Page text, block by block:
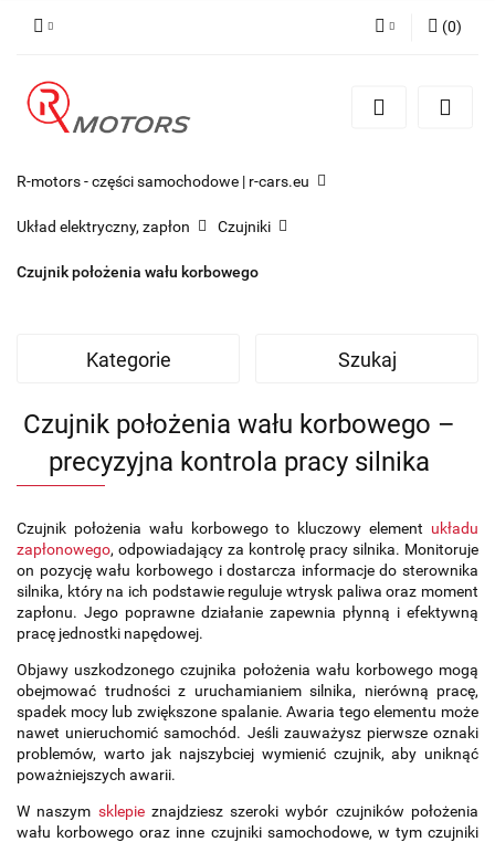
Zarejestruj się
(0)
R-motors - części samochodowe | r-cars.eu
Układ elektryczny, zapłon Czujniki
Czujnik położenia wału korbowego
Kategorie Szukaj
Czujnik położenia wału korbowego –
precyzyjna kontrola pracy silnika
Czujnik położenia wału korbowego to kluczowy element układu
zapłonowego, odpowiadający za kontrolę pracy silnika. Monitoruje
on pozycję wału korbowego i dostarcza informacje do sterownika
silnika, który na ich podstawie reguluje wtrysk paliwa oraz moment
zapłonu. Jego poprawne działanie zapewnia płynną i efektywną
pracę jednostki napędowej.
Objawy uszkodzonego czujnika położenia wału korbowego mogą
obejmować trudności z uruchamianiem silnika, nierówną pracę,
spadek mocy lub zwiększone spalanie. Awaria tego elementu może
nawet unieruchomić samochód. Jeśli zauważysz pierwsze oznaki
problemów, warto jak najszybciej wymienić czujnik, aby uniknąć
poważniejszych awarii.
W naszym sklepieznajdziesz szeroki wybór czujników położenia
wału korbowego oraz inne czujniki samochodowe, w tym czujniki